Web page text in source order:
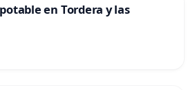
en Tordera y las